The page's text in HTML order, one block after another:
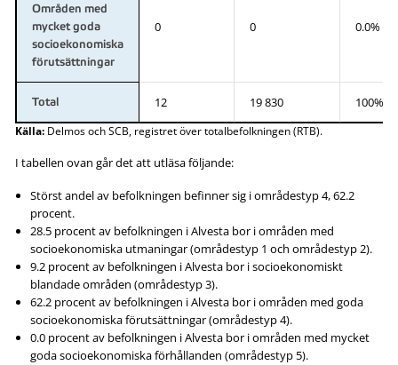
Områden med
mycket goda
socioekonomiska
förutsättningar
0 0 0.0%
Total 12 19 830 100%
Källa:Delmos och SCB, registret över totalbefolkningen (RTB).
I tabellen ovan går det att utläsa följande:
Störst andel av befolkningen befinner sig i områdestyp 4, 62.2
procent.
28.5 procent av befolkningen i Alvesta bor i områden med
socioekonomiska utmaningar (områdestyp 1 och områdestyp 2).
9.2 procent av befolkningen i Alvesta bor i socioekonomiskt
blandade områden (områdestyp 3).
62.2 procent av befolkningen i Alvesta bor i områden med goda
socioekonomiska förutsättningar (områdestyp 4).
0.0 procent av befolkningen i Alvesta bor i områden med mycket
goda socioekonomiska förhållanden (områdestyp 5).